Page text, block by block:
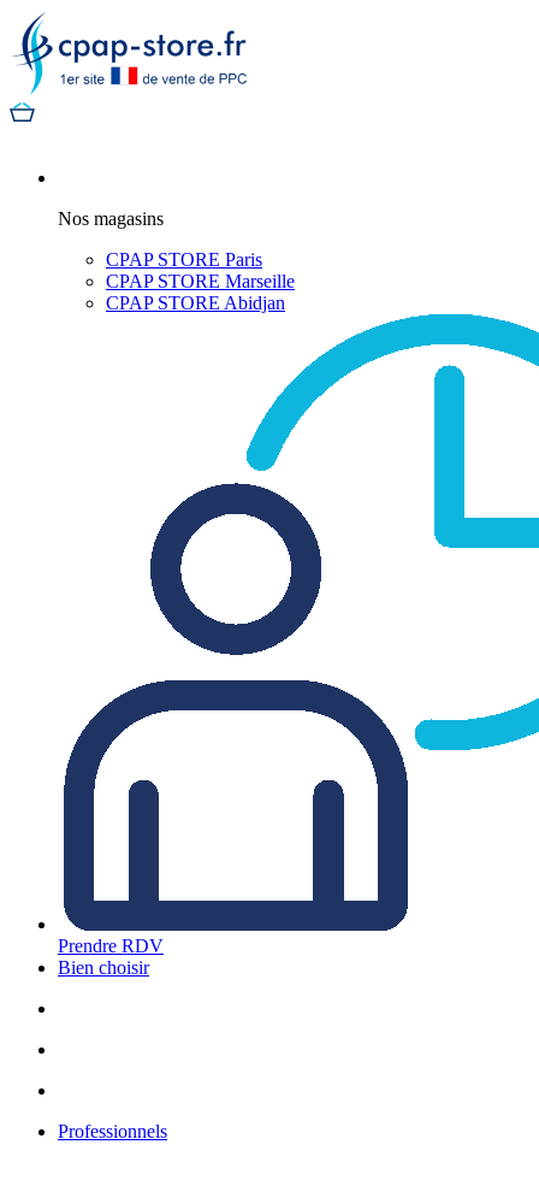
Nos magasins
CPAP STORE Paris
CPAP STORE Marseille
CPAP STORE Abidjan
Prendre RDV
Bien choisir
Professionnels